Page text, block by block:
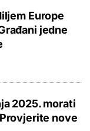
Europe
jedne
2025. morati
nove